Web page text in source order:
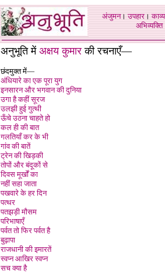
अंजुमन।उपहार।
अभिव्यक्ति
अनुभूति में अक्षय कुमार की रचनाएँ—
छंदमुक्त में—
अंधियारे का एक पूरा युग
इनसारन और भगवान की दुनिया
उगा है कहीं सूरज
उलझी हुई गुत्थी
ऊँचे उठना चाहते हो
कल ही की बात
गलतियाँ कर के भी
गांव की बातें
ट्रेन की खिड़की
तोपों और बंदूकों से
दिवस मूर्खों का
नहीं सहा जाता
पखवारे के हर दिन
पत्थर
पतझड़ी मौसम
परिभाषाएँ
पर्वत तो फिर पर्वत है
बुढ़ापा
राजधानी की इमारतें
स्वप्न आखिर स्वप्न
सच क्या है